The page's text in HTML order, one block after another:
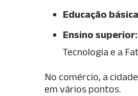
Educação
Ensino superior:
Tecnologia e a
No comércio, a
em vários pontos.